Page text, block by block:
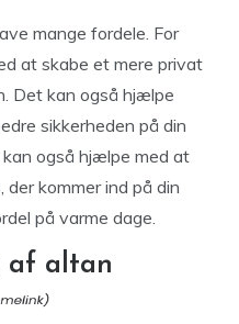
mange fordele. For
at skabe et mere privat
Det kan også hjælpe
sikkerheden på din
også hjælpe med at
kommer ind på din
på varme dage.
af altan